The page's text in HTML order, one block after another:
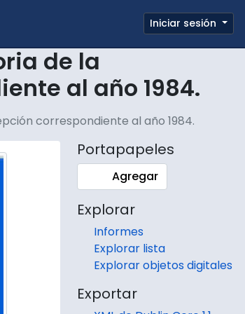
Portapapeles
Enlaces rápidos
Iniciar sesión
de la
al año 1984.
correspondiente al año 1984.
Portapapeles
Agregar
Explorar
Informes
Explorar lista
Explorar objetos digitales
Exportar